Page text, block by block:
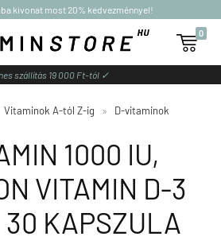
kivonat most 20% kedvezménnyel!

0
szállítás 19 000 Ft-tól ✓
Vitaminok A-tól Z-ig » D-vitaminok
1000 IU,
VITAMIN D-3
30 KAPSZULA